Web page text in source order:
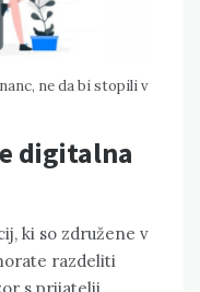
ne da bi stopili v
digitalna
ki so združene v
razdeliti